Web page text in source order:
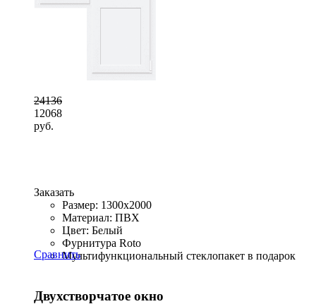
24136
12068
руб.
Заказать
Размер: 1300x2000
Материал: ПВХ
Цвет: Белый
Фурнитура Roto
Мультифункциональный стеклопакет в подарок
Сравнить
Двухстворчатое окно